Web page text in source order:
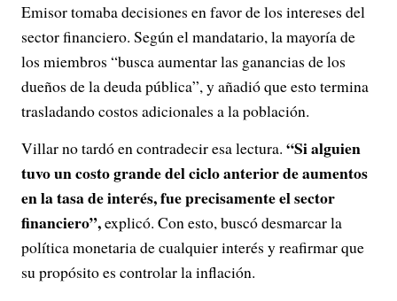
Emisor tomaba decisiones en favor de los intereses del
sector financiero. Según el mandatario, la mayoría de
los miembros “busca aumentar las ganancias de los
dueños de la deuda pública”, y añadió que esto termina
trasladando costos adicionales a la población.
Villar no tardó en contradecir esa lectura. “Si alguien
tuvo un costo grande del ciclo anterior de aumentos
en la tasa de interés, fue precisamente el sector
financiero”,explicó. Con esto, buscó desmarcar la
política monetaria de cualquier interés y reafirmar que
su propósito es controlar la inflación.